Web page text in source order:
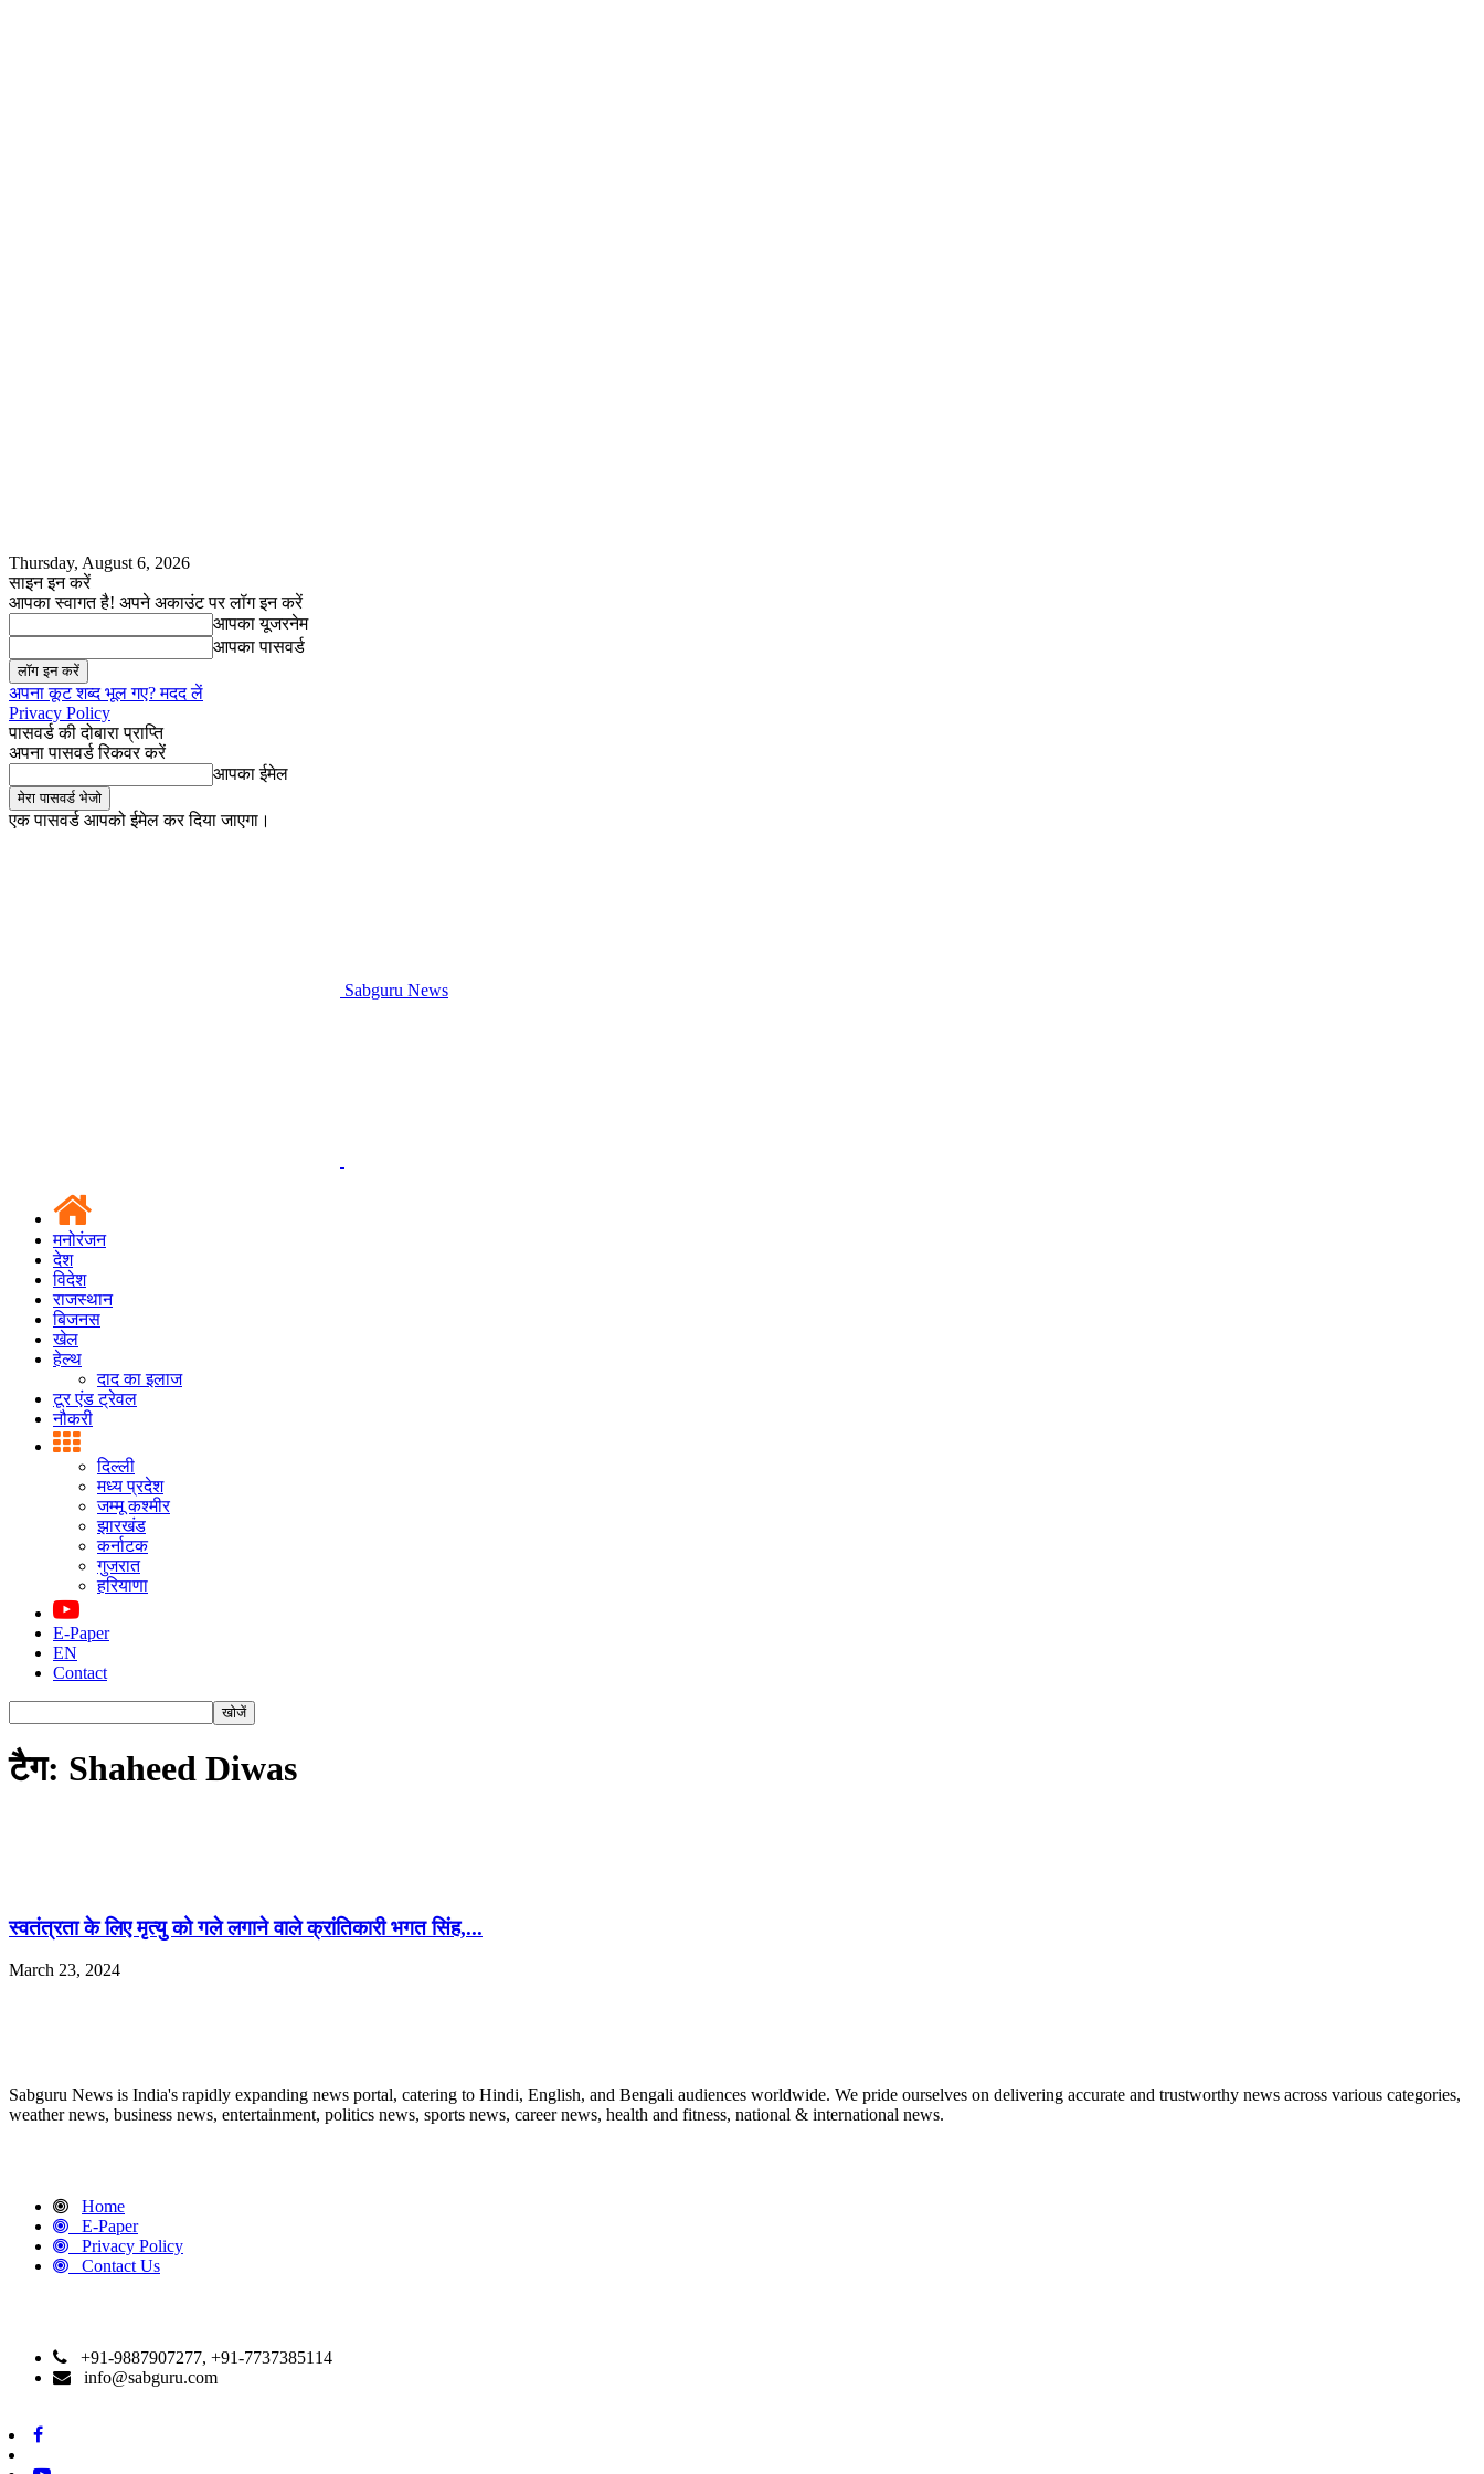
Thursday, August 6, 2026
साइन इन करें
आपका स्वागत है! अपने अकाउंट पर लॉग इन करें
आपका यूजरनेम
आपका पासवर्ड
अपना कूट शब्द भूल गए? मदद लें
Privacy Policy
पासवर्ड की दोबारा प्राप्ति
अपना पासवर्ड रिकवर करें
आपका ईमेल
एक पासवर्ड आपको ईमेल कर दिया जाएगा।
Sabguru News
मनोरंजन
देश
विदेश
राजस्थान
बिजनस
खेल
हेल्थ
दाद का इलाज
टूर एंड ट्रेवल
नौकरी
दिल्ली
मध्य प्रदेश
जम्मू कश्मीर
झारखंड
कर्नाटक
गुजरात
हरियाणा
E-Paper
EN
Contact
टैग: Shaheed Diwas
स्वतंत्रता के लिए मृत्यु को गले लगाने वाले क्रांतिकारी भगत सिंह,...
March 23, 2024
Sabguru News is India's rapidly expanding news portal, catering to Hindi, English, and Bengali audiences worldwide. We pride ourselves on delivering accurate and trustworthy news across various categories,
weather news, business news, entertainment, politics news, sports news, career news, health and fitness, national & international news.
Home
E-Paper
Privacy Policy
Contact Us
+91-9887907277, +91-7737385114
info@sabguru.com